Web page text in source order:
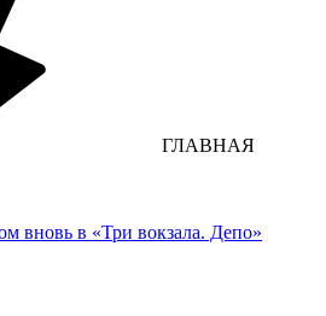
ГЛАВНАЯ
вновь в «Три вокзала. Депо»